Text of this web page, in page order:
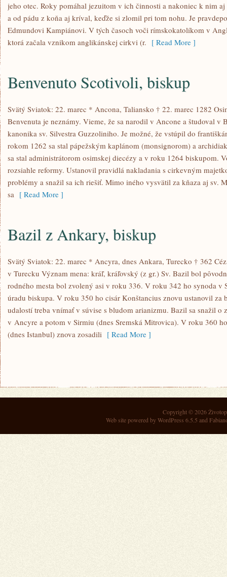
jeho otec. Roky pomáhal jezuitom v ich činnosti a nakoniec k nim
a od pádu z koňa aj kríval, keďže si zlomil pri tom nohu. Je
Edmundovi Kampiánovi. V tých časoch voči rímskokatolíkom v
ktorá začala vznikom anglikánskej cirkvi (r. [ Read More ]
Benvenuto Scotivoli, biskup
Svätý Sviatok: 22. marec * Ancona, Taliansko † 22. marec 1282
Benvenuta je neznámy. Vieme, že sa narodil v Ancone a študoval v
kanonika sv. Silvestra Guzzoliniho. Je možné, že vstúpil do
rokom 1262 sa stal pápežským kaplánom (monsignorom) a
sa stal administrátorom osimskej diecézy a v roku 1264 biskupom.
rozsiahle reformy. Ustanovil pravidlá nakladania s cirkevným
problémy a snažil sa ich riešiť. Mimo iného vysvätil za kňaza aj sv.
sa [ Read More ]
Bazil z Ankary, biskup
Svätý Sviatok: 22. marec * Ancyra, dnes Ankara, Turecko † 362
v Turecku Význam mena: kráľ, kráľovský (z gr.) Sv. Bazil bol
rodného mesta bol zvolený asi v roku 336. V roku 342 ho synoda v
úradu biskupa. V roku 350 ho cisár Konštancius znovu ustanovil
udalostí treba vnímať v súvise s bludom arianizmu. Bazil sa snažil o
v Ancyre a potom v Sirmiu (dnes Sremská Mitrovica). V roku 360
(dnes Istanbul) znova zosadili [ Read More ]
Copyright © 2026
Web site powered byWordPress 6.5.5 and